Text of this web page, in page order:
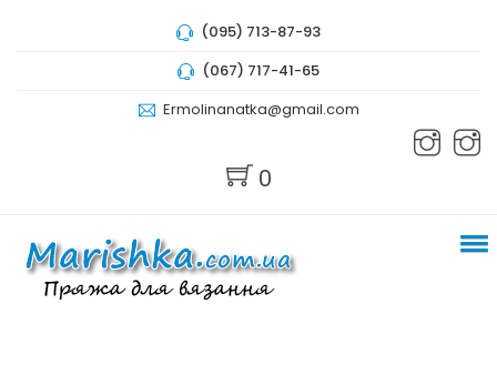
(095) 713-87-93
(067) 717-41-65
Ermolinanatka@gmail.com
0